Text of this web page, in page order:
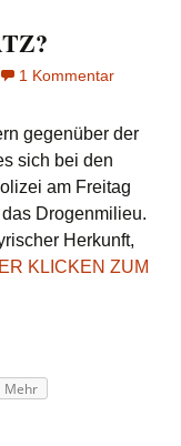
1 Kommentar
VORORT
-
IDYLLE
ZUM
gegenüber der
sich bei den
am Freitag
Drogenmilieu.
Herkunft,
KLICKEN ZUM
Mehr